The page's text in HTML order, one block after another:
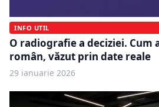
INFO UTIL
O radiografie a deciziei. Cum
român, văzut prin date reale
29 ianuarie 2026